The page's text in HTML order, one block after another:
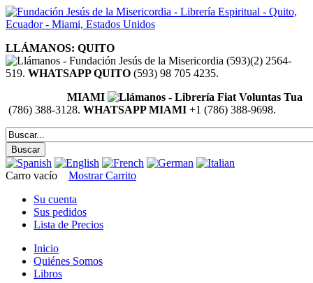
LLÁMANOS: QUITO
(593)(2) 2564-
519. WHATSAPP QUITO (593) 98 705 4235.
MIAMI
(786) 388-3128. WHATSAPP MIAMI +1 (786) 388-9698.
Carro vacío
Mostrar Carrito
Su cuenta
Sus pedidos
Lista de Precios
Inicio
Quiénes Somos
Libros